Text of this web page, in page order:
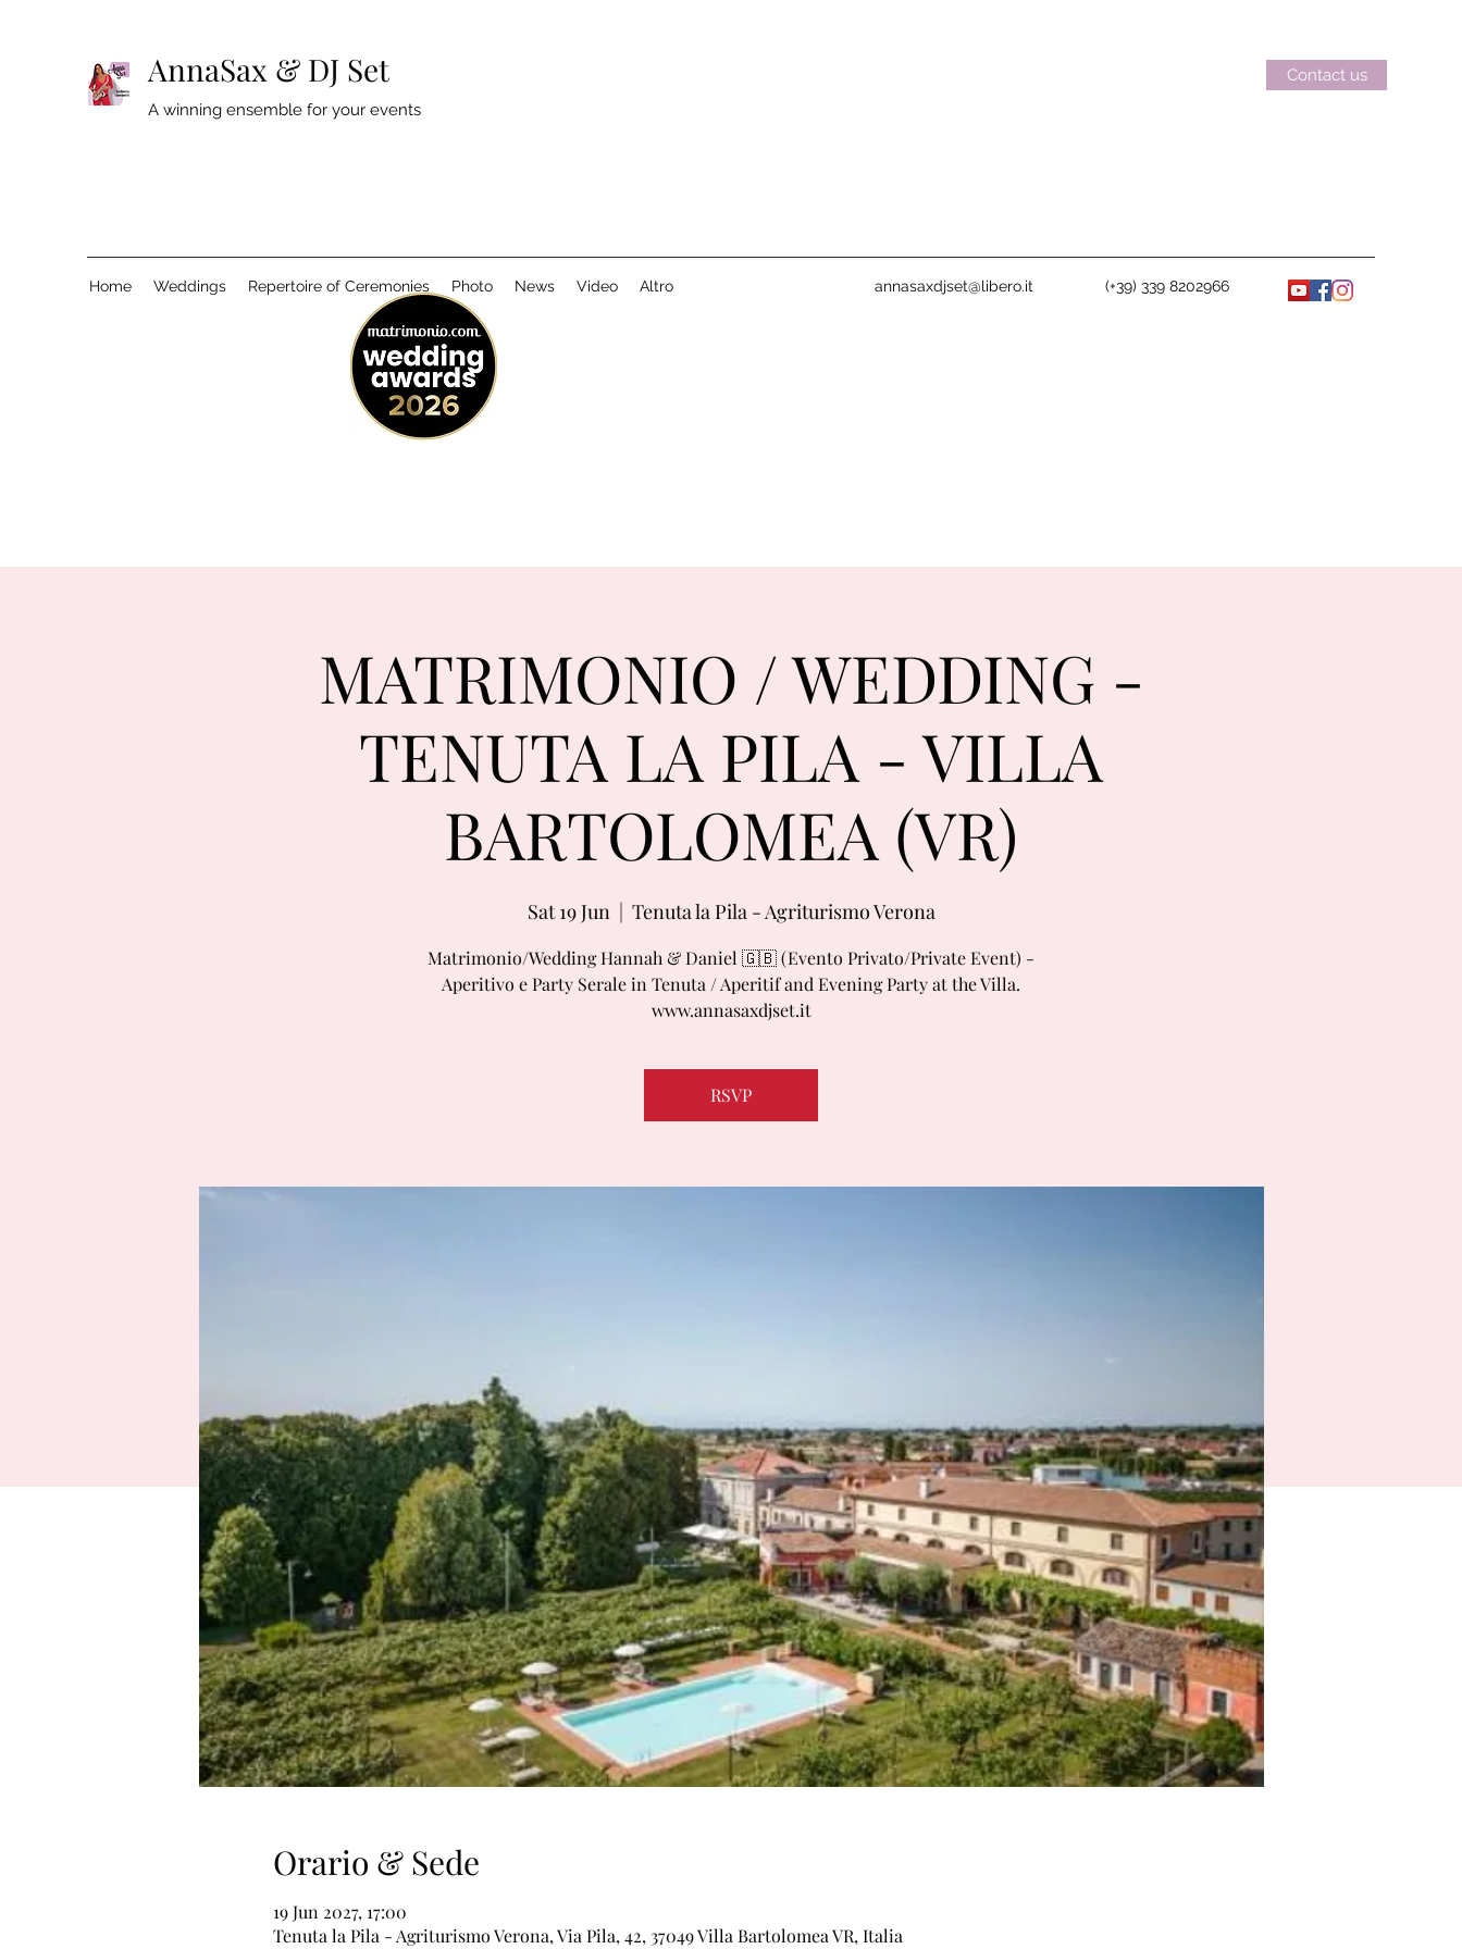
AnnaSax & DJ Set
A winning ensemble for your events
Contact us
Home Weddings Repertoire of Ceremonies Photo News Video Altro annasaxdjset@libero.it (+39) 339 8202966
MATRIMONIO / WEDDING -
TENUTA LA PILA - VILLA
BARTOLOMEA (VR)
Sat 19 Jun
  |
Tenuta la Pila - Agriturismo Verona
Matrimonio/Wedding Hannah & Daniel 🇬🇧 (Evento Privato/Private Event) -
Aperitivo e Party Serale in Tenuta / Aperitif and Evening Party at the Villa.
www.annasaxdjset.it
RSVP
Orario & Sede
19 Jun 2027, 17:00
Tenuta la Pila - Agriturismo Verona, Via Pila, 42, 37049 Villa Bartolomea VR, Italia